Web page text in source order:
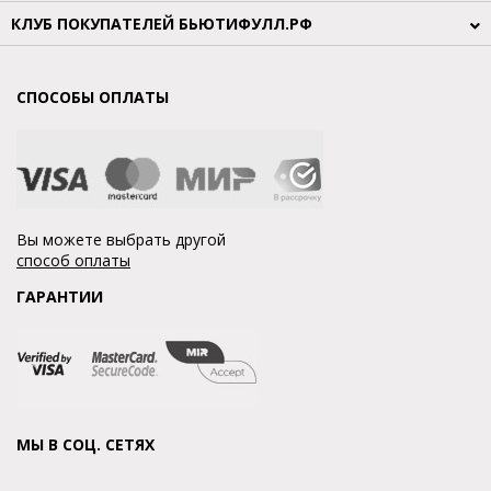
КЛУБ ПОКУПАТЕЛЕЙ БЬЮТИФУЛЛ.РФ
СПОСОБЫ ОПЛАТЫ
Вы можете выбрать другой
способ оплаты
ГАРАНТИИ
МЫ В СОЦ. СЕТЯХ